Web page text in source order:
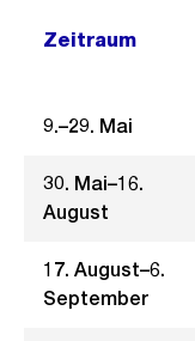
Zeitraum
9.–29. Mai
30. Mai–16.
August
17. August–6.
September